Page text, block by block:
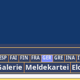
FAI FIN FRA GER GRE INA
Meldekartei